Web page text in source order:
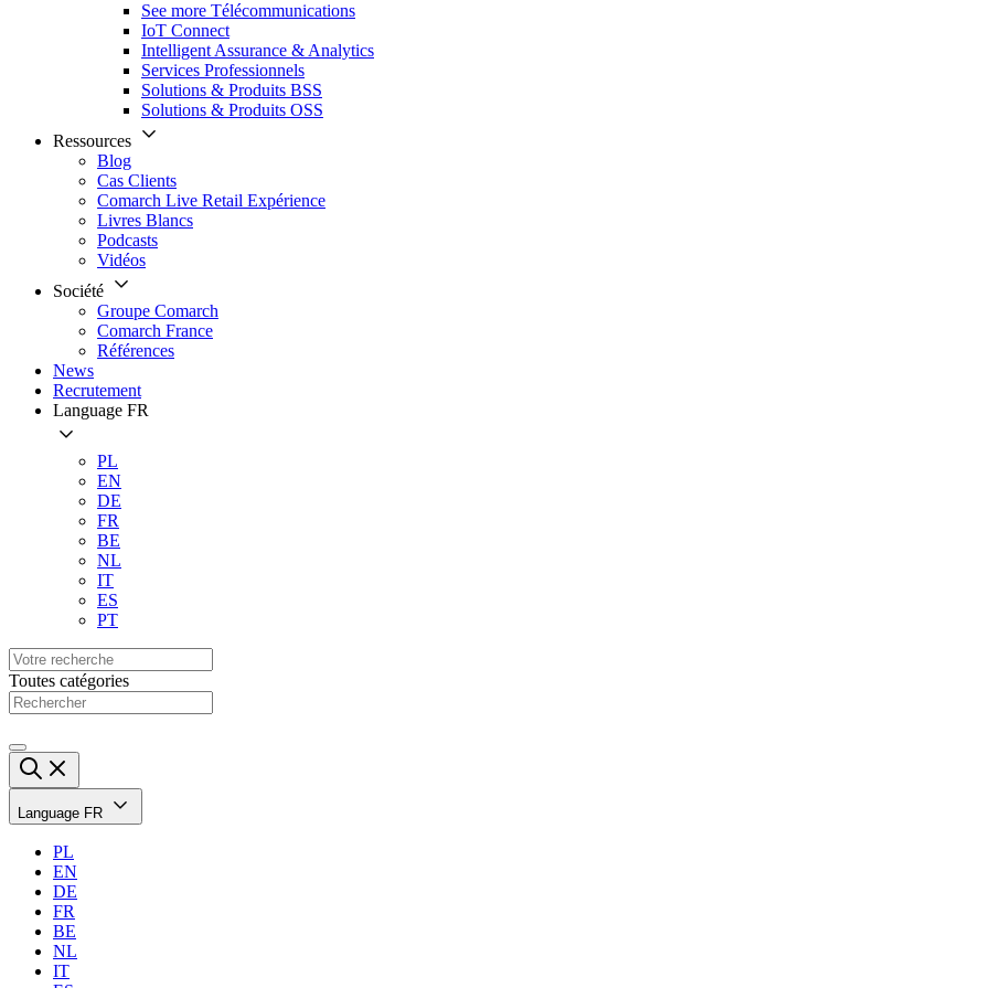
See more Télécommunications
IoT Connect
Intelligent Assurance & Analytics
Services Professionnels
Solutions & Produits BSS
Solutions & Produits OSS
Ressources
Blog
Cas Clients
Comarch Live Retail Expérience
Livres Blancs
Podcasts
Vidéos
Société
Groupe Comarch
Comarch France
Références
News
Recrutement
Language FR
PL
EN
DE
FR
BE
NL
IT
ES
PT
Toutes catégories
Language FR
PL
EN
DE
FR
BE
NL
IT